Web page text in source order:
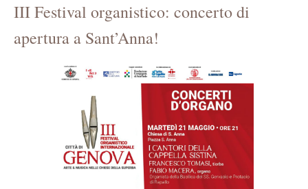
III Festival organistico: concerto di
apertura a Sant’Anna!